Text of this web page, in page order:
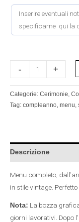
- +
Categorie: Cerimonie,
Tag: compleanno, menu,
Descrizione
Menu completo,
in stile vintage.
Nota: La bozza
giorni lavorativi. Dopo